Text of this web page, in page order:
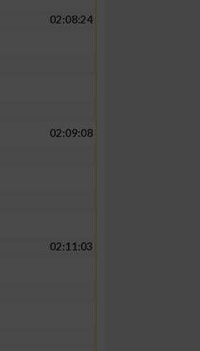
02:08:24
02:09:08
02:11:03